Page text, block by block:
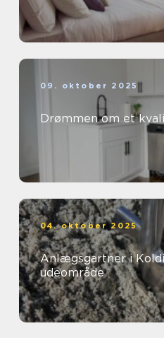
09. oktober 2025
Drømmen om et
04. oktober 2025
Anlægsgartner i
udeområde